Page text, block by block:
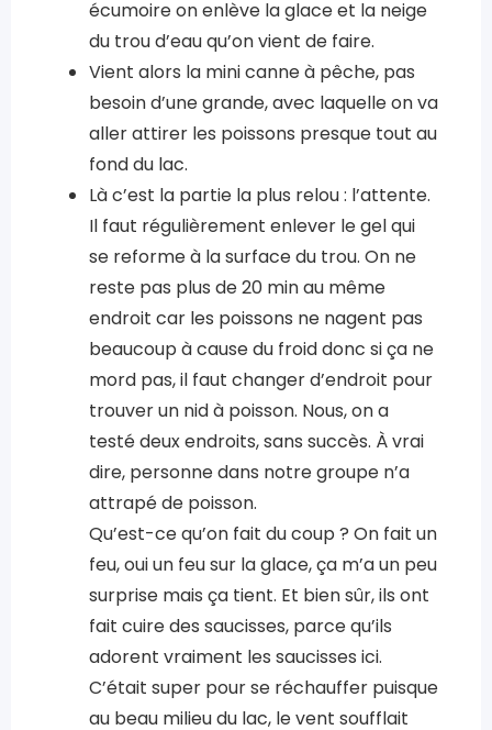
écumoire on enlève la glace et la neige
du trou d’eau qu’on vient de faire.
Vient alors la mini canne à pêche, pas
besoin d’une grande, avec laquelle on va
aller attirer les poissons presque tout au
fond du lac.
Là c’est la partie la plus relou : l’attente.
Il faut régulièrement enlever le gel qui
se reforme à la surface du trou. On ne
reste pas plus de 20 min au même
endroit car les poissons ne nagent pas
beaucoup à cause du froid donc si ça ne
mord pas, il faut changer d’endroit pour
trouver un nid à poisson. Nous, on a
testé deux endroits, sans succès. À vrai
dire, personne dans notre groupe n’a
attrapé de poisson.
Qu’est-ce qu’on fait du coup ? On fait un
feu, oui un feu sur la glace, ça m’a un peu
surprise mais ça tient. Et bien sûr, ils ont
fait cuire des saucisses, parce qu’ils
adorent vraiment les saucisses ici.
C’était super pour se réchauffer puisque
au beau milieu du lac, le vent soufflait